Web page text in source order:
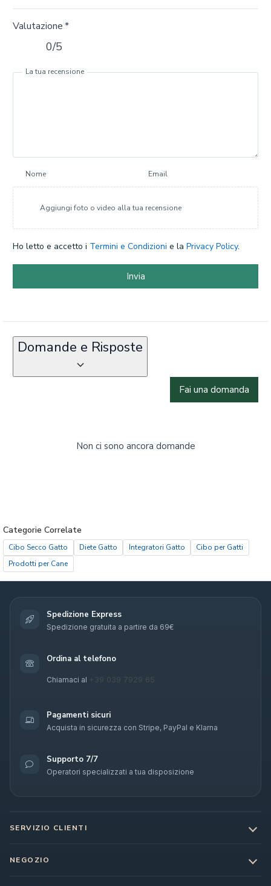
Valutazione*
0/5
La tua recensione
Nome Email
Aggiungi foto o video alla tua recensione
Ho letto e accetto i Termini e Condizioni e la Privacy Policy.
Invia
Domande e Risposte
Fai una domanda
Non ci sono ancora domande
Categorie Correlate
Cibo Secco Gatto Diete Gatto Integratori Gatto
Cibo per Gatti
Prodotti per Cane
Spedizione Express
Spedizione gratuita a partire da 69€
Ordina al telefono
Chiamaci al +39 039 7929 65
Pagamenti sicuri
Acquista in sicurezza con Stripe, PayPal e Klarna
Supporto 7/7
Operatori specializzati a tua disposizione
SERVIZIO CLIENTI
NEGOZIO